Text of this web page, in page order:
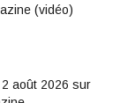
(vidéo)
août 2026 sur